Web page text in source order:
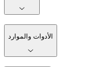
الأدوات والموارد